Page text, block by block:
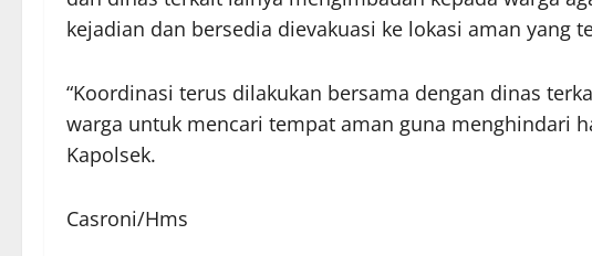
kejadian dan bersedia dievakuasi ke lokasi aman yang
“Koordinasi terus dilakukan bersama dengan dinas
warga untuk mencari tempat aman guna menghindari
Kapolsek.
Casroni/Hms